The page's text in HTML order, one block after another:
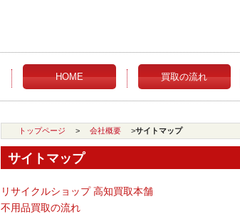
HOME 買取の流れ
トップページ > 会社概要 >サイトマップ
サイトマップ
リサイクルショップ 高知買取本舗
不用品買取の流れ